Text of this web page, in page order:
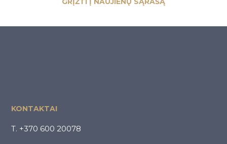
KONTAKTAI
T. +370 600 20078